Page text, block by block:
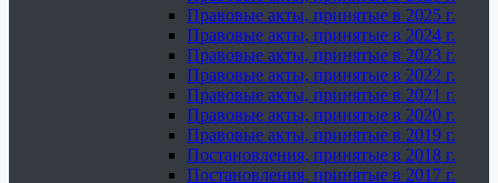
Правовые акты, принятые в 2025 г.
Правовые акты, принятые в 2024 г.
Правовые акты, принятые в 2023 г.
Правовые акты, принятые в 2022 г.
Правовые акты, принятые в 2021 г.
Правовые акты, принятые в 2020 г.
Правовые акты, принятые в 2019 г.
Постановления, принятые в 2018 г.
Постановления, принятые в 2017 г.